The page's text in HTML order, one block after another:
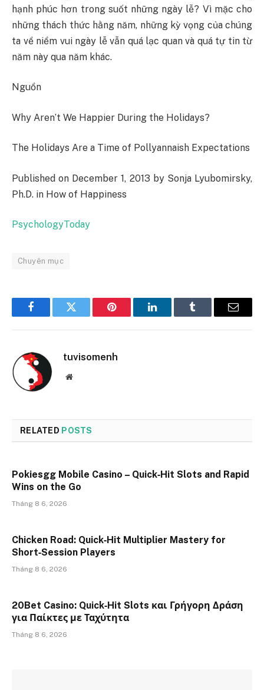
hạnh phúc hơn trong suốt những ngày lễ? Vì mặc cho
những thách thức hằng năm, những kỳ vọng của chúng
ta về niềm vui ngày lễ vẫn quá lạc quan và quá tự tin từ
năm này qua năm khác.
Nguồn
Why Aren’t We Happier During the Holidays?
The Holidays Are a Time of Pollyannaish Expectations
Published on December 1, 2013 by Sonja Lyubomirsky,
Ph.D. in How of Happiness
PsychologyToday
Chuyên mục
FacebookTwitter Pinterest LinkedInTumblr Email
tuvisomenh
Website
RELATED POSTS
Pokiesgg Mobile Casino – Quick‑Hit Slots and Rapid
Wins on the Go
Tháng 8 6, 2026
Chicken Road: Quick‑Hit Multiplier Mastery for
Short‑Session Players
Tháng 8 6, 2026
20Bet Casino: Quick‑Hit Slots και Γρήγορη Δράση
για Παίκτες με Ταχύτητα
Tháng 8 6, 2026